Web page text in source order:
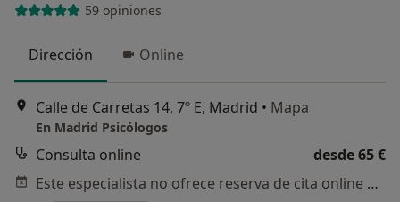
59 opiniones
Dirección Online
Calle de Carretas 14, 7º E, Madrid • Mapa
En Madrid Psicólogos
Consulta online
desde 65 €
Este especialista no ofrece reserva de cita online en esta dirección.